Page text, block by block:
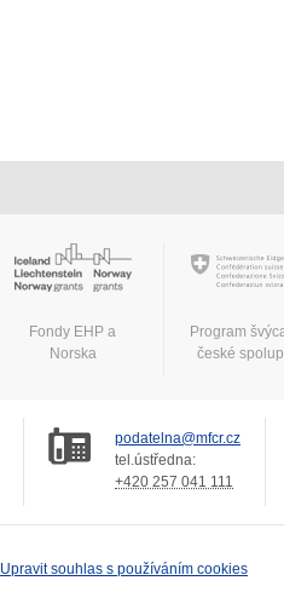
Fondy EHP a
Norska
Program
české
podatelna@mfcr.cz
tel.ústředna:
+420 257 041 111
Upravit souhlas s používáním cookies